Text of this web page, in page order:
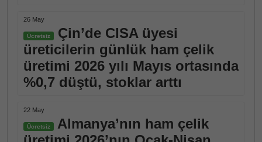
26 May
Ücretsiz
Çin’de CISA üyesi
üreticilerin günlük ham çelik
üretimi 2026 yılı Mayıs ortasında
%0,7 düştü, stoklar arttı
22 May
Ücretsiz
Almanya’nın ham çelik